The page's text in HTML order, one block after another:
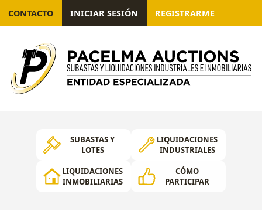
CONTACTO INICIAR SESIÓN REGISTRARME
SUBASTAS Y
LOTES
LIQUIDACIONES
INDUSTRIALES
LIQUIDACIONES
INMOBILIARIAS
CÓMO
PARTICIPAR